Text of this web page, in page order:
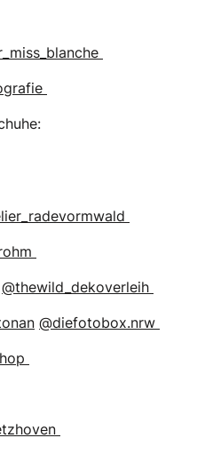
@thewild_dekoverleih
@diefotobox.nrw